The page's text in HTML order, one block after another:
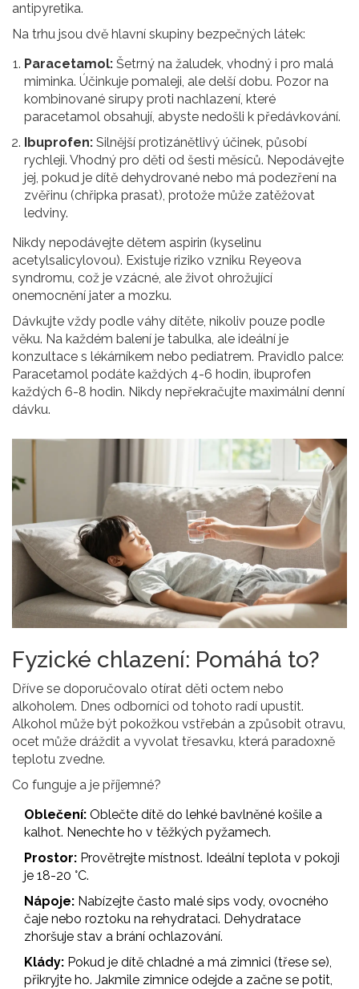
antipyretika.
Na trhu jsou dvě hlavní skupiny bezpečných látek:
Paracetamol: Šetrný na žaludek, vhodný i pro malá
miminka. Účinkuje pomaleji, ale delší dobu. Pozor na
kombinované sirupy proti nachlazení, které
paracetamol obsahují, abyste nedošli k předávkování.
Ibuprofen: Silnější protizánětlivý účinek, působí
rychleji. Vhodný pro děti od šesti měsíců. Nepodávejte
jej, pokud je dítě dehydrované nebo má podezření na
zvěřinu (chřipka prasat), protože může zatěžovat
ledviny.
Nikdy nepodávejte dětem aspirin (kyselinu
acetylsalicylovou). Existuje riziko vzniku Reyeova
syndromu, což je vzácné, ale život ohrožující
onemocnění jater a mozku.
Dávkujte vždy podle váhy dítěte, nikoliv pouze podle
věku. Na každém balení je tabulka, ale ideální je
konzultace s lékárníkem nebo pediatrem. Pravidlo palce:
Paracetamol podáte každých 4-6 hodin, ibuprofen
každých 6-8 hodin. Nikdy nepřekračujte maximální denní
dávku.
Fyzické chlazení: Pomáhá to?
Dříve se doporučovalo otírat děti octem nebo
alkoholem. Dnes odborníci od tohoto radí upustit.
Alkohol může být pokožkou vstřebán a způsobit otravu,
ocet může dráždit a vyvolat třesavku, která paradoxně
teplotu zvedne.
Co funguje a je příjemné?
Oblečení: Oblečte dítě do lehké bavlněné košile a
kalhot. Nenechte ho v těžkých pyžamech.
Prostor: Provětrejte místnost. Ideální teplota v pokoji
je 18-20 °C.
Nápoje: Nabízejte často malé sips vody, ovocného
čaje nebo roztoku na rehydrataci. Dehydratace
zhoršuje stav a brání ochlazování.
Klády: Pokud je dítě chladné a má zimnici (třese se),
přikryjte ho. Jakmile zimnice odejde a začne se potit,